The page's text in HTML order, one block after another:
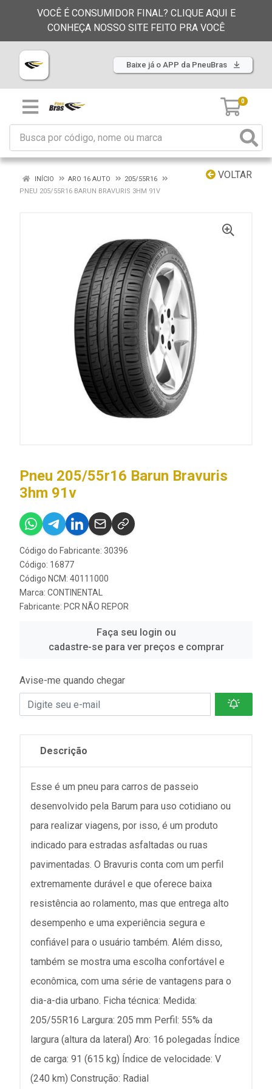
VOCÊ É CONSUMIDOR FINAL? CLIQUE AQUI E
CONHEÇA NOSSO SITE FEITO PRA VOCÊ
Baixe já o APP da PneuBras
0
VOLTAR
INÍCIO ARO 16 AUTO
205/55R16
PNEU 205/55R16 BARUN BRAVURIS 3HM 91V
Pneu 205/55r16 Barun Bravuris
3hm 91v
Código do Fabricante: 30396
Código: 16877
Código NCM: 40111000
Marca: CONTINENTAL
Fabricante: PCR NÃO REPOR
Faça seu login ou
cadastre-se para ver preços e comprar
Avise-me quando chegar
Descrição
Esse é um pneu para carros de passeio
desenvolvido pela Barum para uso cotidiano ou
para realizar viagens, por isso, é um produto
indicado para estradas asfaltadas ou ruas
pavimentadas. O Bravuris conta com um perfil
extremamente durável e que oferece baixa
resistência ao rolamento, mas que entrega alto
desempenho e uma experiência segura e
confiável para o usuário também. Além disso,
também se mostra uma escolha confortável e
econômica, com uma série de vantagens para o
dia-a-dia urbano. Ficha técnica: Medida:
205/55R16 Largura: 205 mm Perfil: 55% da
largura (altura da lateral) Aro: 16 polegadas Índice
de carga: 91 (615 kg) Índice de velocidade: V
(240 km) Construção: Radial